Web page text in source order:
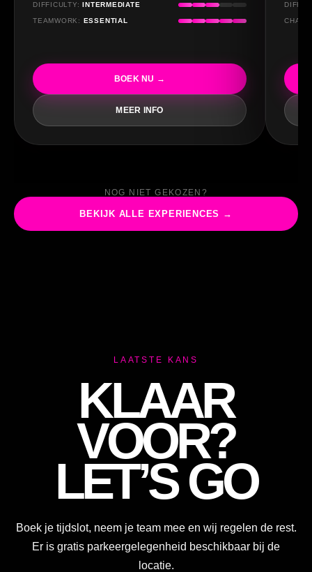
DIFFICULTY:INTERMEDIATE
TEAMWORK: ESSENTIAL
BOEK NU →
MEER INFO
NOG NIET GEKOZEN?
BEKIJK ALLE EXPERIENCES →
LAATSTE KANS
KLAAR
VOOR?
LET’S GO
Boek je tijdslot, neem je team mee en wij regelen de rest.
Er is gratis parkeergelegenheid beschikbaar bij de
locatie.